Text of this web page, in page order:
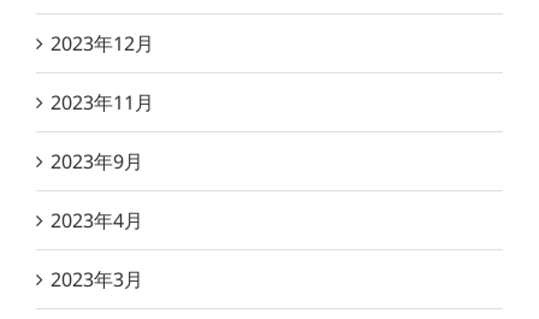
2023年12月
2023年11月
2023年9月
2023年4月
2023年3月